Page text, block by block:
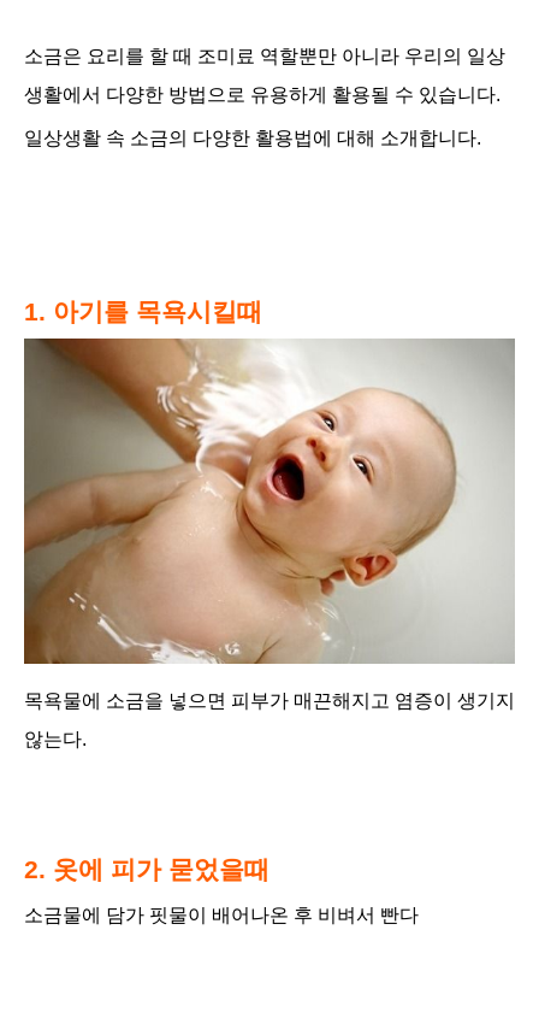
소금은 요리를 할 때 조미료 역할뿐만 아니라 우리의 일상
생활에서 다양한 방법으로 유용하게 활용될 수 있습니다.
일상생활 속 소금의 다양한 활용법에 대해 소개합니다.
1. 아기를 목욕시킬때
목욕물에 소금을 넣으면 피부가 매끈해 지고 염증이 생기지
않는다.
2. 옷에 피가 묻었을때
소금물에 담가 핏물이 배어나온 후 비벼서 빤다